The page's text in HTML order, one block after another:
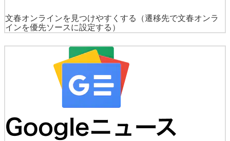
文春オンラインを見つけやすくする
（遷移先で文春オンラ
インを優先ソースに設定する）